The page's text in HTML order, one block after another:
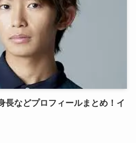
長などプロフィールまとめ！イ